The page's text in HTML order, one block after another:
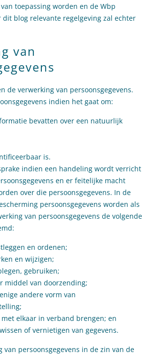
toepassing worden en de Wbp
dit blog relevante regelgeving zal echter
van
de verwerking van persoonsgegevens.
indien het gaat om:
bevatten over een natuurlijk
is.
indien een handeling wordt verricht
en er feitelijke macht
over die persoonsgegevens. In de
persoonsgegevens worden als
van persoonsgegevens de volgende
en ordenen;
en wijzigen;
gebruiken;
middel van doorzending;
andere vorm van
elkaar in verband brengen; en
of vernietigen van gegevens.
van persoonsgegevens in de zin van de